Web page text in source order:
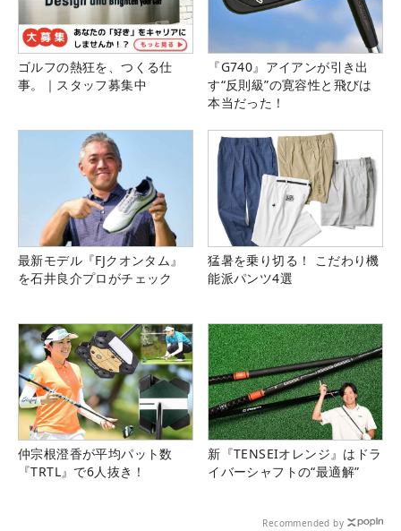
ゴルフの熱狂を、つくる仕
事。｜スタッフ募集中
『G740』アイアンが引き出
す“反則級”の寛容性と飛びは
本当だった！
最新モデル『FJクオンタム』
を石井良介プロがチェック
猛暑を乗り切る！ こだわり機
能派パンツ4選
仲宗根澄香が平均パット数
『TRTL』で6人抜き！
新『TENSEIオレンジ』はドラ
イバーシャフトの“最適解”
Recommended by